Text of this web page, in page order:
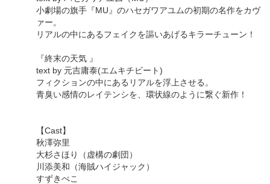
小劇場の旗手『MU』のハセガワアユムの初期の名作をカヴ
ァー。
リアルの中にあるフェイクを謳いあげるキラーチューン！
『終末の天気 』
text by 元吉庸泰(エムキチビート)
フィクションの中にあるリアルを浮上させる。
青臭い感情のレイテンシを、環状線のように繋ぐ新作！
【Cast】
秋澤弥里
大杉さほり（虚構の劇団）
川添美和（海賊ハイジャック）
すずきぺこ